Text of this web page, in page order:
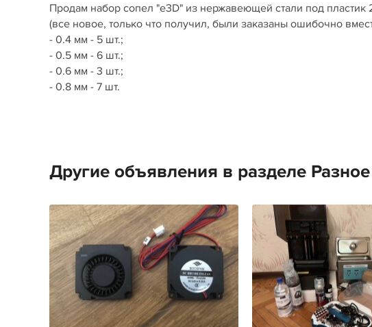
Продам набор сопел "e3D" из нержавеющей стали под пластик
(все новое, только что получил, были заказаны ошибочно
- 0.4 мм - 5 шт.;
- 0.5 мм - 6 шт.;
- 0.6 мм - 3 шт.;
- 0.8 мм - 7 шт.
Другие объявления в разделе Разное